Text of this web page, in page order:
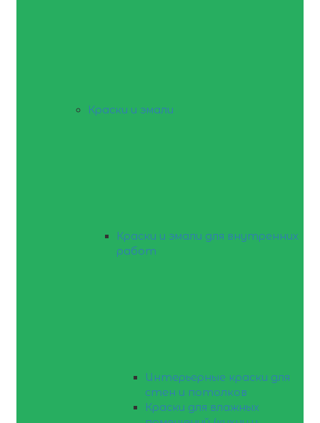
Краски и эмали
Краски и эмали для внутренних
работ
Интерьерные краски для
стен и потолков
Краски для влажных